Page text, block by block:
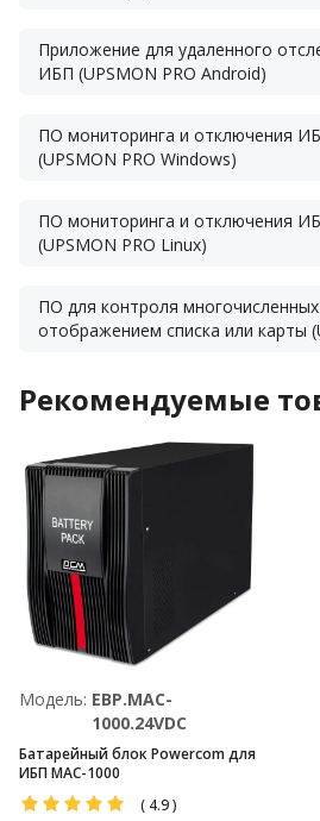
Приложение для удаленного
ИБП (UPSMON PRO Android)
ПО мониторинга и отключения
(UPSMON PRO Windows)
ПО мониторинга и отключения
(UPSMON PRO Linux)
ПО для контроля
отображением списка или карты
Рекомендуемые
Модель: EBP.MAC-
1000.24VDC
Батарейный блок Powercom для
ИБП MAC-1000
( 4.9)